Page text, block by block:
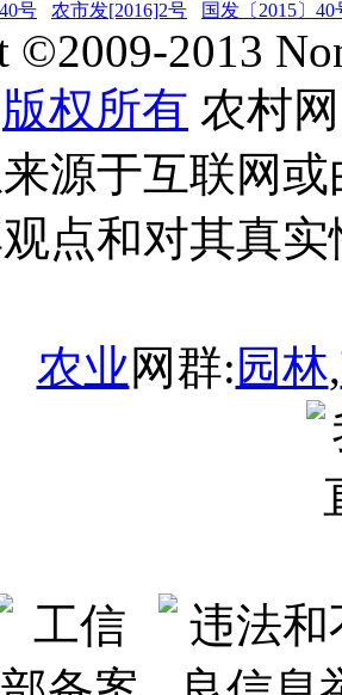
号
农市发[2016]2号 国发〔2015〕40
©2009-2013
版权所有 农村网
源于互联网
点和对其真
农业网群: 园林,